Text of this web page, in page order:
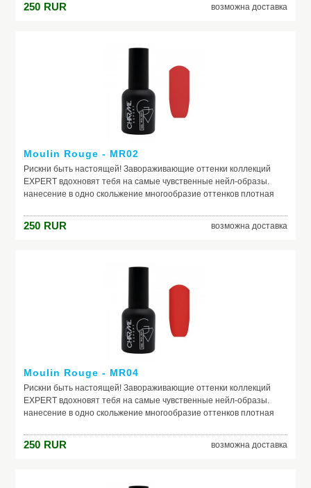
250 RUR возможна доставка
Moulin Rouge - MR02
Рискни быть настоящей! Завораживающие оттенки коллекций
EXPERT вдохновят тебя на самые чувственные нейл-образы.
нанесение в одно скольжение многообразие оттенков плотная
250 RUR возможна доставка
Moulin Rouge - MR04
Рискни быть настоящей! Завораживающие оттенки коллекций
EXPERT вдохновят тебя на самые чувственные нейл-образы.
нанесение в одно скольжение многообразие оттенков плотная
250 RUR возможна доставка